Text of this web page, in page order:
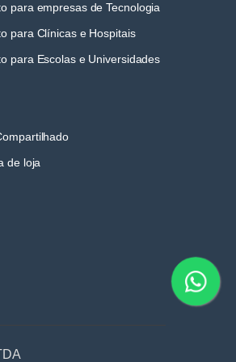
para empresas de Tecnologia
para Clínicas e Hospitais
para Escolas e Universidades
de loja